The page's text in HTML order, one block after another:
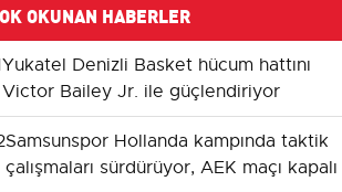
OKUNAN HABERLER
Yukatel Denizli Basket hücum hattını
Victor Bailey Jr. ile güçlendiriyor
Samsunspor Hollanda kampında taktik
çalışmaları sürdürüyor, AEK maçı kapalı